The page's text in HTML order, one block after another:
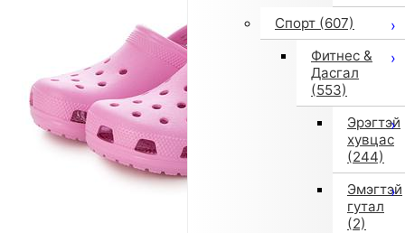
Спорт (607)
Фитнес &
Дасгал
(553)
Эрэгтэй
хувцас
(244)
Эмэгтэй
гутал
(2)